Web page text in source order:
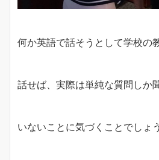
何か英語で話そうとして学校の
話せば、実際は単純な質問しか
いないことに気づくことでしょう